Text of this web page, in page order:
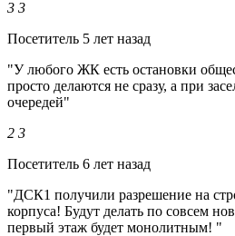
3 3
Посетитель 5 лет назад
"У любого ЖК есть остановки
просто делаются не сразу, а при
очередей"
2 3
Посетитель 6 лет назад
"ДСК1 получили разрешение на
корпуса! Будут делать по совсем
первый этаж будет монолитным! "